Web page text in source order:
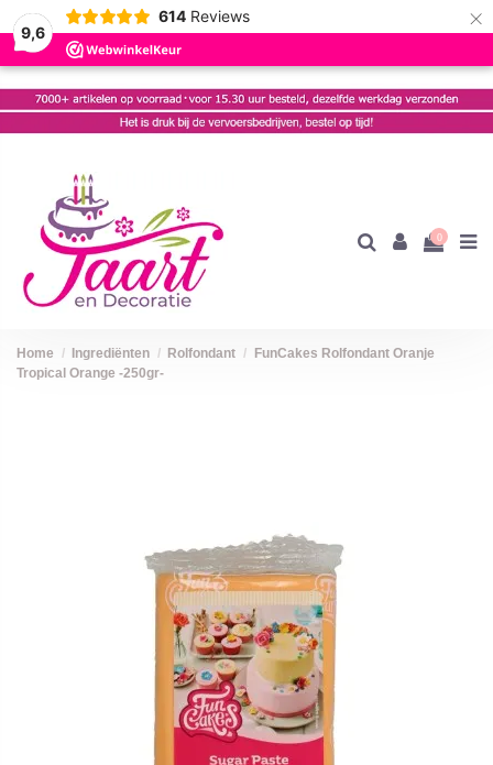
9,6
614 Reviews ×
0
Home Ingrediënten Rolfondant
FunCakes Rolfondant Oranje
Tropical Orange -250gr-